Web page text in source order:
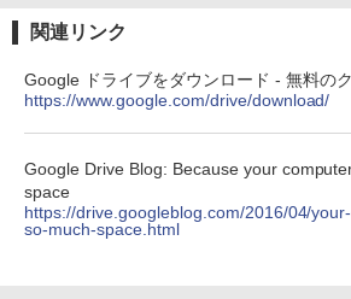
￥39,582
Windows版 |
ンコード版
￥480
ードウェア・市販ソ
ージ、防水、7イン
イ、色調調節ライト
関連リンク
Google ドライブをダウンロード - 無料の
https://www.google.com/drive/download/
Google Drive Blog: Because your
space
https://drive.googleblog.com/2016/04/
so-much-space.html